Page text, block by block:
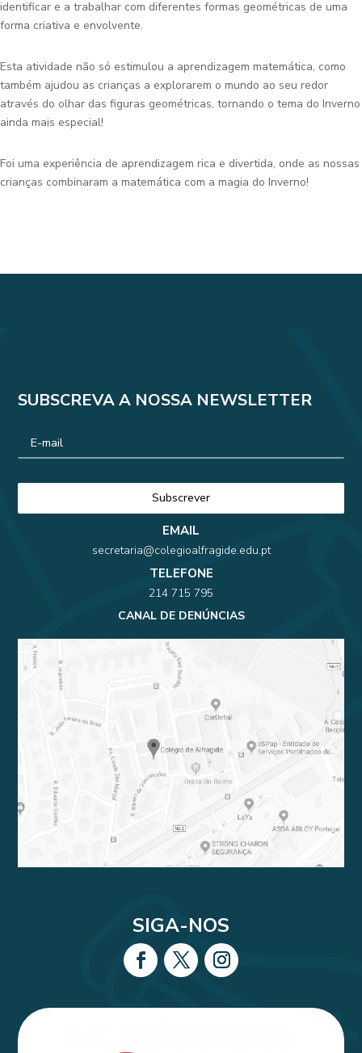
identificar e a trabalhar com diferentes formas geométricas de uma
forma criativa e envolvente.
Esta atividade não só estimulou a aprendizagem matemática, como
também ajudou as crianças a explorarem o mundo ao seu redor
através do olhar das figuras geométricas, tornando o tema do Inverno
ainda mais especial!
Foi uma experiência de aprendizagem rica e divertida, onde as nossas
crianças combinaram a matemática com a magia do Inverno!
SUBSCREVA A NOSSA NEWSLETTER
EMAIL
secretaria@colegioalfragide.edu.pt
TELEFONE
214 715 795
CANAL DE DENÚNCIAS
SIGA-NOS